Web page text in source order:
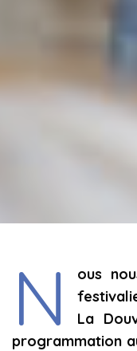
N
ous
La
programmation